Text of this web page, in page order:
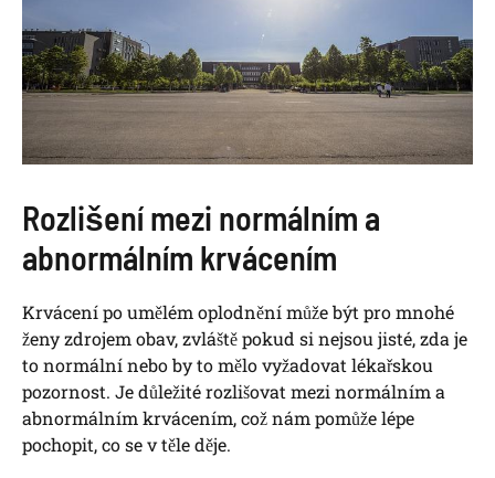
Rozlišení mezi normálním a
abnormálním krvácením
Krvácení po umělém oplodnění může být pro mnohé
ženy zdrojem obav, zvláště pokud si nejsou jisté, zda je
to normální nebo by to mělo vyžadovat lékařskou
pozornost. Je důležité rozlišovat mezi normálním a
abnormálním krvácením, což nám pomůže lépe
pochopit, co se v těle děje.